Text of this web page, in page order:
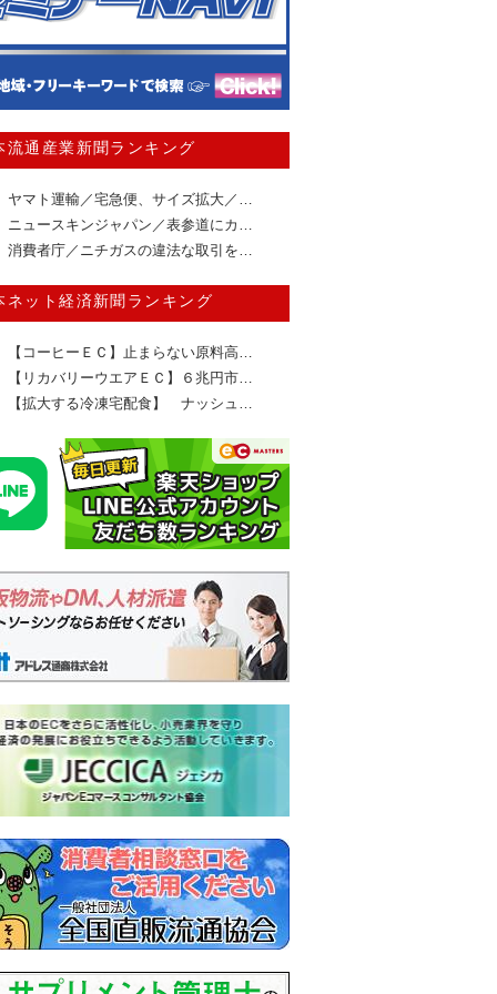
流通産業新聞ランキング
ヤマト運輸／宅急便、サイズ拡大／…
ニュースキンジャパン／表参道にカ…
消費者庁／ニチガスの違法な取引を…
ネット経済新聞ランキング
【コーヒーＥＣ】止まらない原料高…
【リカバリーウエアＥＣ】６兆円市…
【拡大する冷凍宅配食】 ナッシュ…